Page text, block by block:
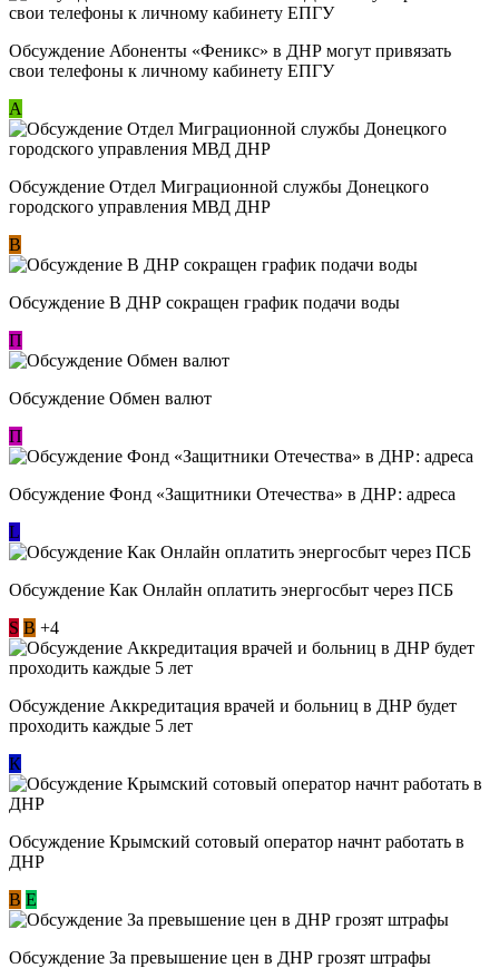
Обсуждение ​Абоненты «Феникс» в ДНР могут привязать
свои телефоны к личному кабинету ЕПГУ
А
Обсуждение Отдел Миграционной службы Донецкого
городского управления МВД ДНР
В
Обсуждение В ДНР сокращен график подачи воды
П
Обсуждение Обмен валют
П
Обсуждение Фонд «Защитники Отечества» в ДНР: адреса
L
Обсуждение ​Как Онлайн оплатить энергосбыт через ПСБ
S В +4
Обсуждение Аккредитация врачей и больниц в ДНР будет
проходить каждые 5 лет
К
Обсуждение Крымский сотовый оператор начнт работать в
ДНР
В E
Обсуждение За превышение цен в ДНР грозят штрафы